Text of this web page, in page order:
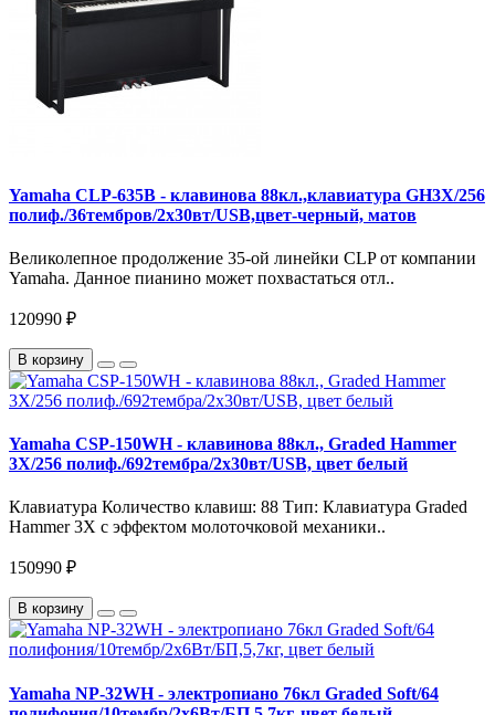
Yamaha CLP-635B - клавинова 88кл.,клавиатура GH3X/256
полиф./36тембров/2х30вт/USB,цвет-черный, матов
Великолепное продолжение 35-ой линейки CLP от компании
Yamaha. Данное пианино может похвастаться отл..
120990 ₽
В корзину
Yamaha CSP-150WH - клавинова 88кл., Graded Hammer
3X/256 полиф./692тембра/2х30вт/USB, цвет белый
Клавиатура Количество клавиш: 88 Тип: Клавиатура Graded
Hammer 3X с эффектом молоточковой механики..
150990 ₽
В корзину
Yamaha NP-32WH - электропиано 76кл Graded Soft/64